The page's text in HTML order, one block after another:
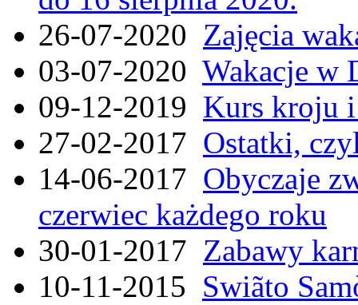
26-07-2020 Zajęcia
03-07-2020 Wakacje w
09-12-2019 Kurs kroju i
27-02-2017 Ostatki,
14-06-2017 Obyczaje
czerwiec każdego roku
30-01-2017 Zabawy
10-11-2015 Swiãto